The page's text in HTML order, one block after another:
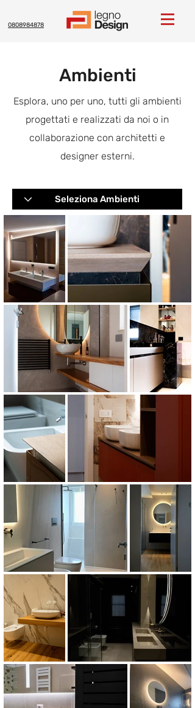
0808984878
Ambienti
Esplora, uno per uno, tutti gli ambienti
progettati e realizzati da noi o in
collaborazione con architetti e
designer esterni.